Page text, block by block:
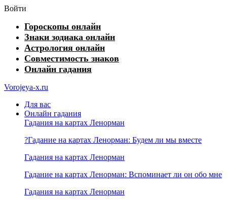
Войти
Гороскопы онлайн
Знаки зодиака онлайн
Астрология онлайн
Совместимость знаков
Онлайн гадания
Vorojeya-x.ru
Для вас
Онлайн гадания
Гадания на картах Ленорман
?Гадание на картах Ленорман: Будем ли мы вместе
Гадания на картах Ленорман
Гадание на картах Ленорман: Вспоминает ли он обо мне
Гадания на картах Ленорман